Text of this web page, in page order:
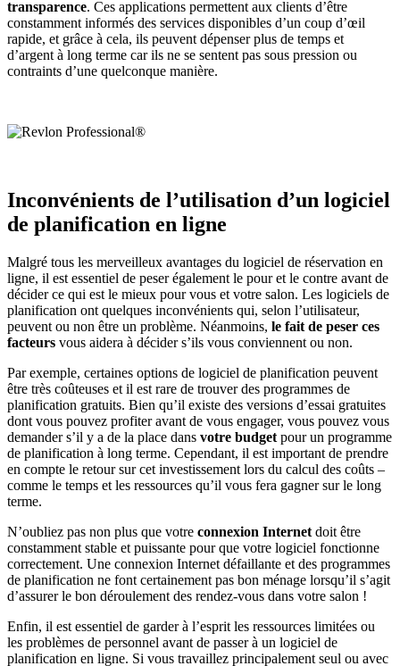
transparence. Ces applications permettent aux clients d’être
constamment informés des services disponibles d’un coup d’œil
rapide, et grâce à cela, ils peuvent dépenser plus de temps et
d’argent à long terme car ils ne se sentent pas sous pression ou
contraints d’une quelconque manière.
Inconvénients de l’utilisation d’un logiciel
de planification en ligne
Malgré tous les merveilleux avantages du logiciel de réservation en
ligne, il est essentiel de peser également le pour et le contre avant de
décider ce qui est le mieux pour vous et votre salon. Les logiciels de
planification ont quelques inconvénients qui, selon l’utilisateur,
peuvent ou non être un problème. Néanmoins, le fait de peser ces
facteurs vous aidera à décider s’ils vous conviennent ou non.
Par exemple, certaines options de logiciel de planification peuvent
être très coûteuses et il est rare de trouver des programmes de
planification gratuits. Bien qu’il existe des versions d’essai gratuites
dont vous pouvez profiter avant de vous engager, vous pouvez vous
demander s’il y a de la place dans votre budget pour un programme
de planification à long terme. Cependant, il est important de prendre
en compte le retour sur cet investissement lors du calcul des coûts –
comme le temps et les ressources qu’il vous fera gagner sur le long
terme.
N’oubliez pas non plus que votre connexion Internet doit être
constamment stable et puissante pour que votre logiciel fonctionne
correctement. Une connexion Internet défaillante et des programmes
de planification ne font certainement pas bon ménage lorsqu’il s’agit
d’assurer le bon déroulement des rendez-vous dans votre salon !
Enfin, il est essentiel de garder à l’esprit les ressources limitées ou
les problèmes de personnel avant de passer à un logiciel de
planification en ligne. Si vous travaillez principalement seul ou avec